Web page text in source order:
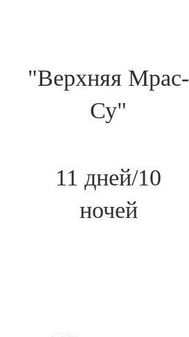
"Верхняя Мрас-
Су"
11 дней/10
ночей